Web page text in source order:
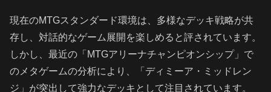
現在のMTGスタンダード環境は、多様なデッキ戦略が共
存し、対話的なゲーム展開を楽しめると評されています。
しかし、最近の「MTGアリーナチャンピオンシップ」で
のメタゲームの分析により、「ディミーア・ミッドレン
ジ」が突出して強力なデッキとして注目されています。